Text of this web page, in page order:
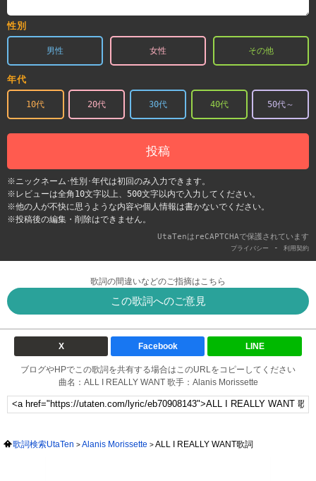
性別
男性 女性 その他
年代
10代 20代 30代 40代 50代～
投稿
※ニックネーム･性別･年代は初回のみ入力できます。
※レビューは全角10文字以上、500文字以内で入力してください。
※他の人が不快に思うような内容や個人情報は書かないでください。
※投稿後の編集・削除はできません。
UtaTenはreCAPTCHAで保護されています
プライバシー - 利用契約
歌詞の間違いなどのご指摘はこちら
この歌詞へのご意見
X Facebook LINE
ブログやHPでこの歌詞を共有する場合はこのURLをコピーしてください
曲名：ALL I REALLY WANT 歌手：Alanis Morissette
歌詞検索UtaTen Alanis Morissette ALL I REALLY WANT歌詞